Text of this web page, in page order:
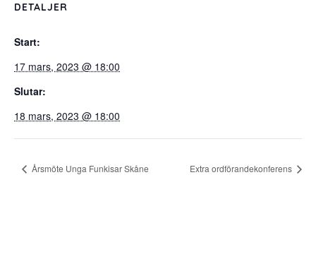
DETALJER
Start:
17 mars, 2023 @ 18:00
Slutar:
18 mars, 2023 @ 18:00
Årsmöte Unga Funkisar Skåne Extra ordförandekonferens